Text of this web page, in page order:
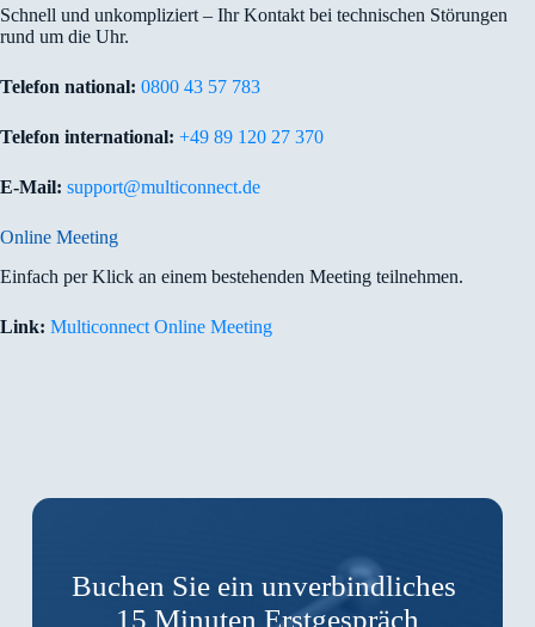
Schnell und unkompliziert – Ihr Kontakt bei technischen Störungen
rund um die Uhr.
Telefon national: 0800 43 57 783
Telefon international: +49 89 120 27 370
E-Mail: support@multiconnect.de
Online Meeting
Einfach per Klick an einem bestehenden Meeting teilnehmen.
Link: Multiconnect Online Meeting
Buchen Sie ein unverbindliches
15 Minuten Erstgespräch